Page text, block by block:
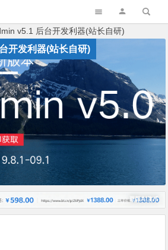
v5.1 后台开发利器(站长自研)
开发利器(站长自研)